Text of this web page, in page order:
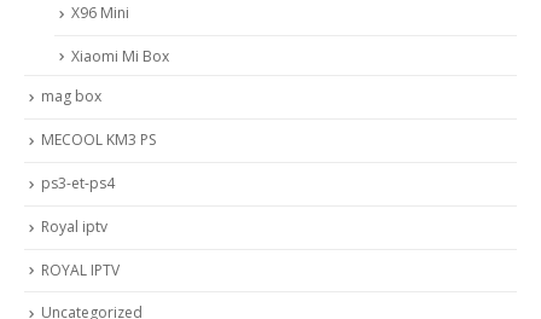
X96 Mini
Xiaomi Mi Box
mag box
MECOOL KM3 PS
ps3-et-ps4
Royal iptv
ROYAL IPTV
Uncategorized